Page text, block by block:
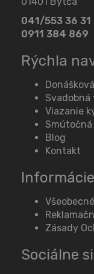
041/553 36 31
0911 384 869
Rýchla
Svadobná
Viazanie
Smútočná
Blog
Kontakt
Informácie
Zásady
Sociálne